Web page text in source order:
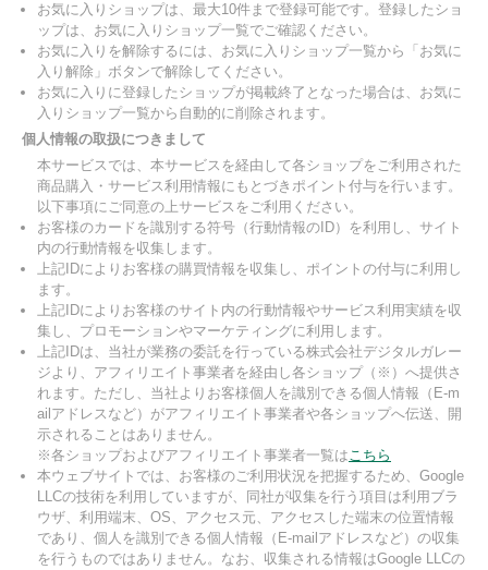
お気に入りショップは、最大10件まで登録可能です。登録したショ
ップは、お気に入りショップ一覧でご確認ください。
お気に入りを解除するには、お気に入りショップ一覧から「お気に
入り解除」ボタンで解除してください。
お気に入りに登録したショップが掲載終了となった場合は、お気に
入りショップ一覧から自動的に削除されます。
個人情報の取扱につきまして
本サービスでは、本サービスを経由して各ショップをご利用された
商品購入・サービス利用情報にもとづきポイント付与を行います。
以下事項にご同意の上サービスをご利用ください。
お客様のカードを識別する符号（行動情報のID）を利用し、サイト
内の行動情報を収集します。
上記IDによりお客様の購買情報を収集し、ポイントの付与に利用し
ます。
上記IDによりお客様のサイト内の行動情報やサービス利用実績を収
集し、プロモーションやマーケティングに利用します。
上記IDは、当社が業務の委託を行っている株式会社デジタルガレー
ジより、アフィリエイト事業者を経由し各ショップ（※）へ提供さ
れます。ただし、当社よりお客様個人を識別できる個人情報（E-m
ailアドレスなど）がアフィリエイト事業者や各ショップへ伝送、開
示されることはありません。
※各ショップおよびアフィリエイト事業者一覧はこちら
本ウェブサイトでは、お客様のご利用状況を把握するため、Google
LLCの技術を利用していますが、同社が収集を行う項目は利用ブラ
ウザ、利用端末、OS、アクセス元、アクセスした端末の位置情報
であり、個人を識別できる個人情報（E-mailアドレスなど）の収集
を行うものではありません。なお、収集される情報はGoogle LLCの